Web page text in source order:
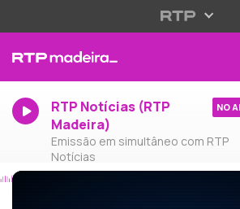
RTP Notícias (RTP
Madeira)
Emissão em simultâneo com RTP
Notícias
NO